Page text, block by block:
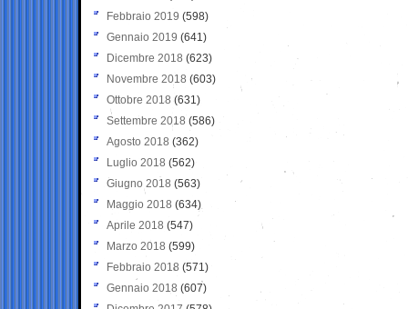
Febbraio 2019 (598)
Gennaio 2019 (641)
Dicembre 2018 (623)
Novembre 2018 (603)
Ottobre 2018 (631)
Settembre 2018 (586)
Agosto 2018 (362)
Luglio 2018 (562)
Giugno 2018 (563)
Maggio 2018 (634)
Aprile 2018 (547)
Marzo 2018 (599)
Febbraio 2018 (571)
Gennaio 2018 (607)